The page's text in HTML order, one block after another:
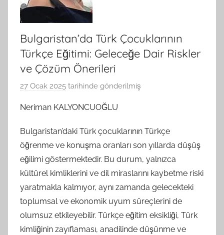
Bulgaristan’da Türk Çocuklarının
Türkçe Eğitimi: Geleceğe Dair Riskler
ve Çözüm Önerileri
27 Ocak 2025 tarihinde gönderilmiş
a
r
a
f
ı
n
Neriman KALYONCUOĞLU
Bulgaristan’daki Türk çocuklarının Türkçe
öğrenme ve konuşma oranları son yıllarda düşüş
eğilimi göstermektedir. Bu durum, yalnızca
kültürel kimliklerini ve dil miraslarını kaybetme riski
yaratmakla kalmıyor, aynı zamanda gelecekteki
toplumsal ve ekonomik uyum süreçlerini de
olumsuz etkileyebilir. Türkçe eğitim eksikliği, Türk
kimliğinin zayıflaması, anadilinde düşünme ve